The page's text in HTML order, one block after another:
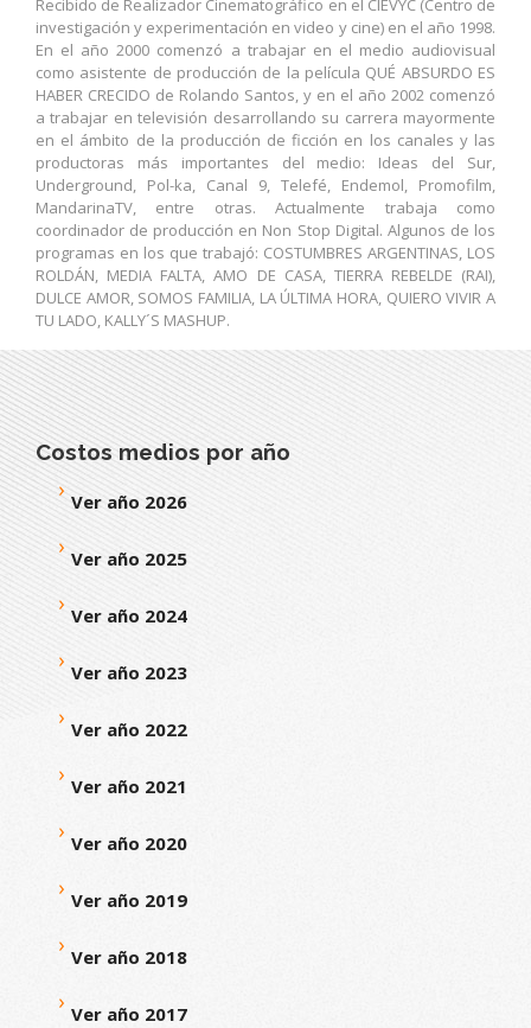
Recibido de Realizador Cinematográfico en el CIEVYC (Centro de
investigación y experimentación en video y cine) en el año 1998.
En el año 2000 comenzó a trabajar en el medio audiovisual
como asistente de producción de la película QUÉ ABSURDO ES
HABER CRECIDO de Rolando Santos, y en el año 2002 comenzó
a trabajar en televisión desarrollando su carrera mayormente
en el ámbito de la producción de ficción en los canales y las
productoras más importantes del medio: Ideas del Sur,
Underground, Pol-ka, Canal 9, Telefé, Endemol, Promofilm,
MandarinaTV, entre otras. Actualmente trabaja como
coordinador de producción en Non Stop Digital. Algunos de los
programas en los que trabajó: COSTUMBRES ARGENTINAS, LOS
ROLDÁN, MEDIA FALTA, AMO DE CASA, TIERRA REBELDE (RAI),
DULCE AMOR, SOMOS FAMILIA, LA ÚLTIMA HORA, QUIERO VIVIR A
TU LADO, KALLY´S MASHUP.
Costos medios por año
Ver año 2026
Ver año 2025
Ver año 2024
Ver año 2023
Ver año 2022
Ver año 2021
Ver año 2020
Ver año 2019
Ver año 2018
Ver año 2017